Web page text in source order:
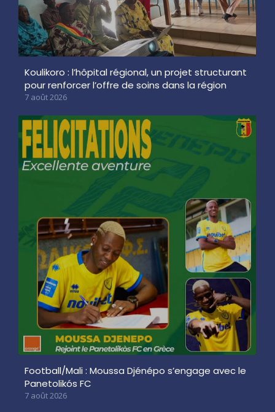
Koulikoro : l’hôpital régional, un projet structurant
pour renforcer l’offre de soins dans la région
7 août 2026
Football/Mali : Moussa Djénépo s’engage avec le
Panetolikós FC
7 août 2026